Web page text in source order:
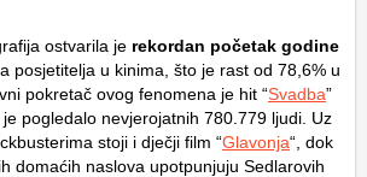
ostvarila je rekordan početak godine
posjetitelja u kinima, što je rast od 78,6% u
pokretač ovog fenomena je hit “Svadba”
pogledalo nevjerojatnih 780.779 ljudi. Uz
stoji i dječji film “Glavonja“, dok
domaćih naslova upotpunjuju Sedlarovih